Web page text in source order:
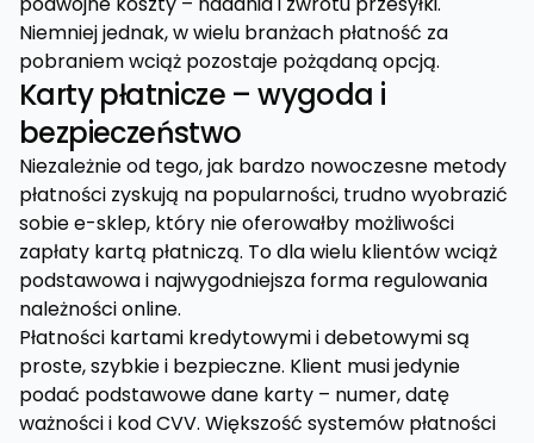
Niemniej jednak, w wielu branżach płatność za
pobraniem wciąż pozostaje pożądaną opcją.
Karty płatnicze – wygoda i
bezpieczeństwo
Niezależnie od tego, jak bardzo nowoczesne metody
płatności zyskują na popularności, trudno wyobrazić
sobie e-sklep, który nie oferowałby możliwości
zapłaty kartą płatniczą. To dla wielu klientów wciąż
podstawowa i najwygodniejsza forma regulowania
należności online.
Płatności kartami kredytowymi i debetowymi są
proste, szybkie i bezpieczne. Klient musi jedynie
podać podstawowe dane karty – numer, datę
ważności i kod CVV. Większość systemów płatności